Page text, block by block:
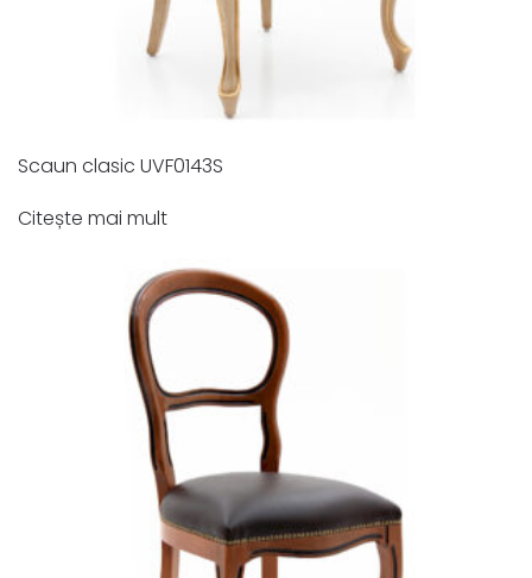
Scaun clasic UVF0143S
Citește mai mult